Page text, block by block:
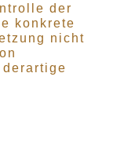
der
konkrete
nicht